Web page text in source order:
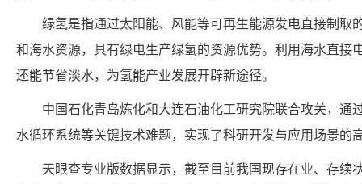
绿氢是指通过太阳能、风能等可再生能源发电直接制
和海水资源，具有绿电生产绿氢的资源优势。利用海水直
还能节省淡水，为氢能产业发展开辟新途径。
中国石化青岛炼化和大连石油化工研究院联合攻关，
水循环系统等关键技术难题，实现了科研开发与应用场景的
天眼查专业版数据显示，截至目前我国现存在业、存